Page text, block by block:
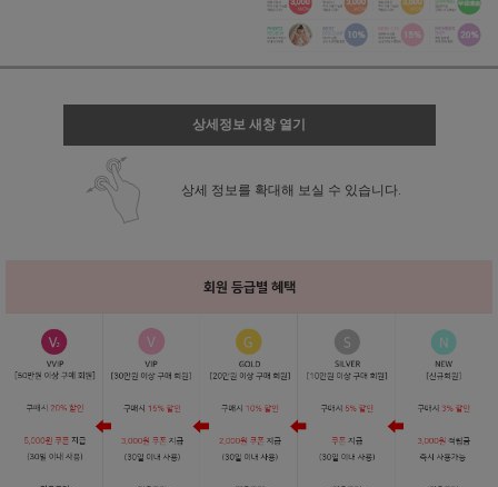
상세정보 새창 열기
상세 정보를 확대해 보실 수 있습니다.